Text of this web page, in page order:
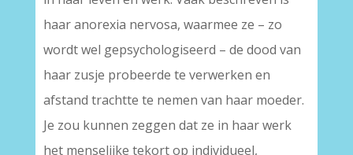
haar anorexia nervosa, waarmee ze – zo
wordt wel gepsychologiseerd – de dood van
haar zusje probeerde te verwerken en
afstand trachtte te nemen van haar moeder.
Je zou kunnen zeggen dat ze in haar werk
het menselijke tekort op individueel,